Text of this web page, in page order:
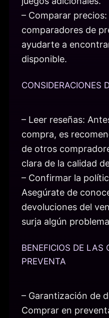
– Comparar
comparadores de
ayudarte a
disponible.
CONSIDERACIONES
– Leer reseñas:
compra, es
de otros
clara de la calidad
– Confirmar la
Asegúrate de
devoluciones del
surja algún
BENEFICIOS DE LAS
PREVENTA
– Garantización de
Comprar en